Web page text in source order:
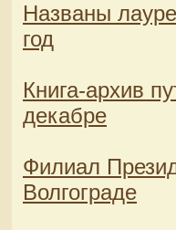
Названы
год
Книга-архив
декабре
Филиал
Волгограде